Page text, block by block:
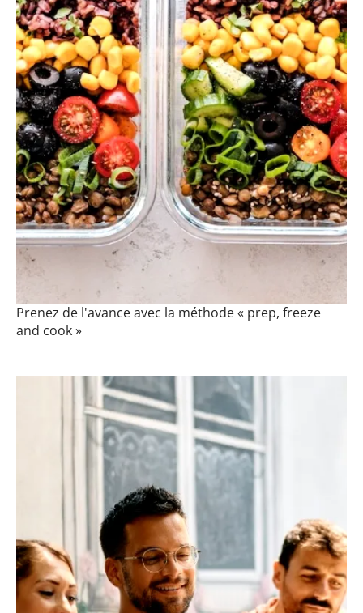
Prenez de l'avance avec la méthode « prep, freeze
and cook »